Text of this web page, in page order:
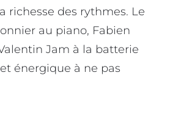
richesse des rythmes. Le
au piano, Fabien
Jam à la batterie
énergique à ne pas